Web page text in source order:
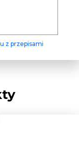
z przepisami